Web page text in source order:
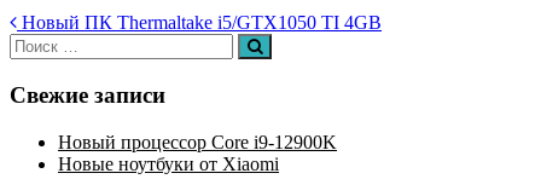
Навигация
по
записям
Новый ПК Thermaltake i5/GTX1050 TI 4GB
Искать:
Поиск
Свежие записи
Новый процессор Core i9-12900K
Новые ноутбуки от Xiaomi